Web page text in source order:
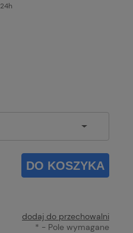
24h
kosztów płatności
DO KOSZYKA
dodaj do przechowalni
* - Pole wymagane